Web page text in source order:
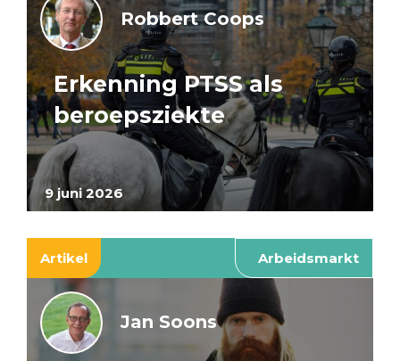
9 juni 2026
Robbert Coops
Erkenning PTSS als
beroepsziekte
Artikel Arbeidsmarkt
Jan Soons